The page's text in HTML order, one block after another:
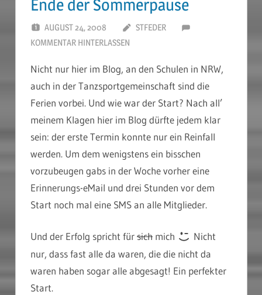
Ende der Sommerpause
AUGUST 24, 2008
STFEDER
KOMMENTAR HINTERLASSEN
Nicht nur hier im Blog, an den Schulen in NRW,
auch in der Tanzsportgemeinschaft sind die
Ferien vorbei. Und wie war der Start? Nach all’
meinem Klagen hier im Blog dürfte jedem klar
sein: der erste Termin konnte nur ein Reinfall
werden. Um dem wenigstens ein bisschen
vorzubeugen gabs in der Woche vorher eine
Erinnerungs-eMail und drei Stunden vor dem
Start noch mal eine SMS an alle Mitglieder.
Und der Erfolg spricht fürsich mich
Nicht
nur, dass fast alle da waren, die die nicht da
waren haben sogar alle abgesagt! Ein perfekter
Start.